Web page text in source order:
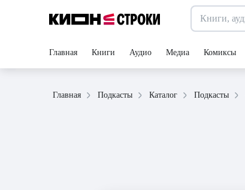
Главная Книги Аудио Медиа Комиксы
Главная Подкасты Каталог Подкасты